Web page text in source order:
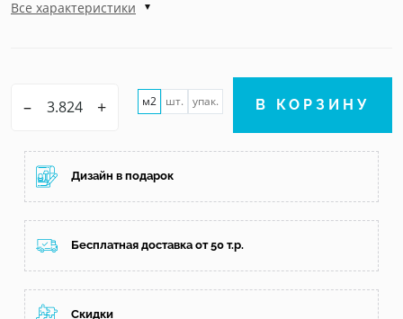
Все характеристики
– + м2 шт. упак. В КОРЗИНУ
Дизайн в подарок
Бесплатная доставка от 50 т.р.
Скидки